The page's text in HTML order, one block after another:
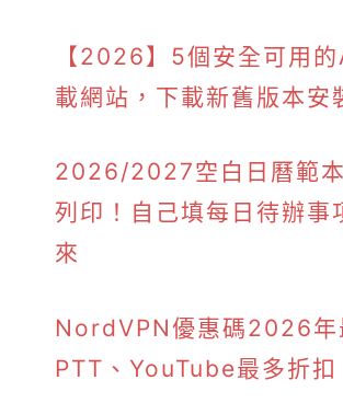
【2026】5個安全可用
載網站，下載新舊版本安
2026/2027空白日曆範
列印！自己填每日待辦事
來
NordVPN優惠碼2026年
PTT、YouTube最多折扣